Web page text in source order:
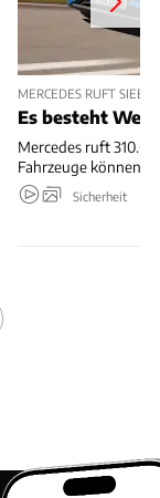
MERCEDES RUFT
Es besteht
Mercedes ruft
Fahrzeuge können
Sicherheit